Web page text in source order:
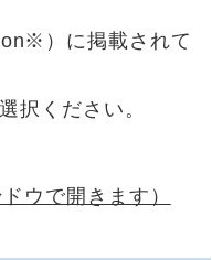
）に掲載されて
択ください。
ウで開きます）